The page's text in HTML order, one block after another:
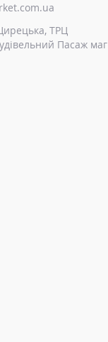
ТРЦ
Пасаж маг